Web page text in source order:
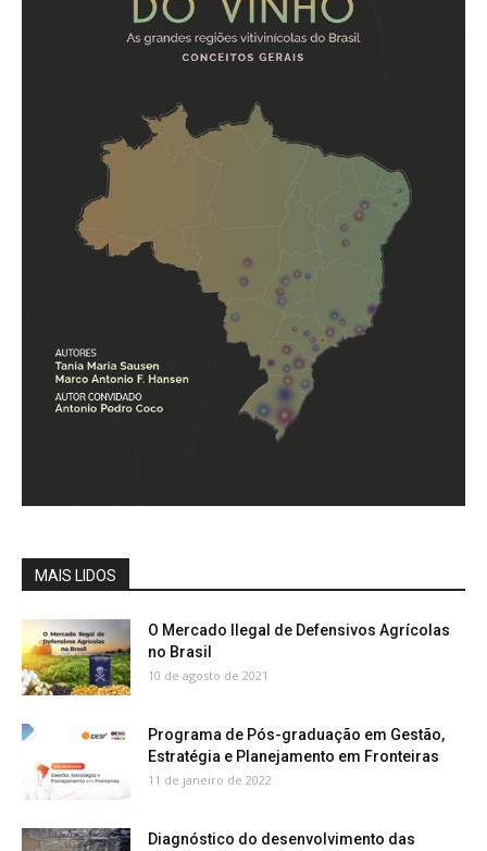
MAIS LIDOS
O Mercado Ilegal de Defensivos Agrícolas
no Brasil
10 de agosto de 2021
Programa de Pós-graduação em Gestão,
Estratégia e Planejamento em Fronteiras
11 de janeiro de 2022
Diagnóstico do desenvolvimento das